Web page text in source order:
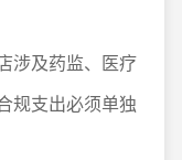
涉及药监、医疗
规支出必须单独